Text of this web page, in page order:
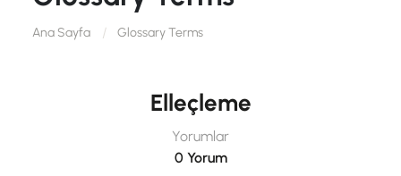
Ana Sayfa Glossary Terms
Elleçleme
Yorumlar
0 Yorum